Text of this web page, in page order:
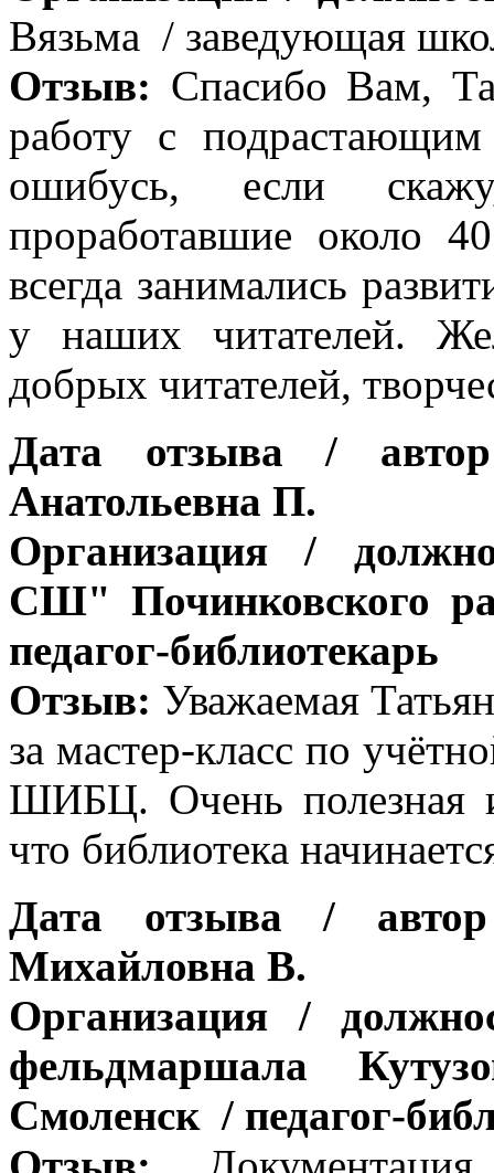
Вязьма / заведующая
Отзыв: Спасибо Вам,
работу с
ошибусь, если
проработавшие около
всегда занимались
у наших читателей.
добрых читателей,
Дата отзыва /
Анатольевна П.
Организация /
СШ" Починковского
педагог-библиотекарь
Отзыв: Уважаемая
за мастер-класс по
ШИБЦ. Очень полезная
что библиотека
Дата отзыва /
Михайловна В.
Организация /
фельдмаршала
Смоленск / педагог-